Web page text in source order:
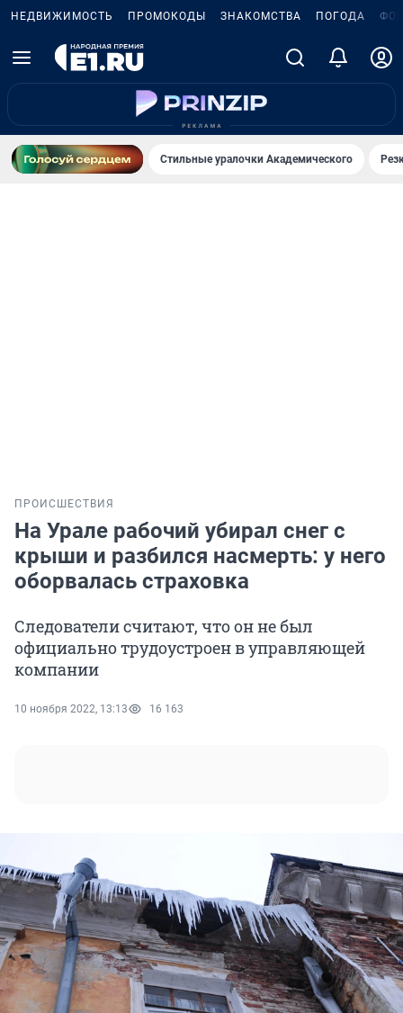
НЕДВИЖИМОСТЬ ПРОМОКОДЫ ЗНАКОМСТВА ПОГОДА
Стильные уралочки Академического
ПРОИСШЕСТВИЯ
На Урале рабочий убирал снег с
крыши и разбился насмерть: у него
оборвалась страховка
Следователи считают, что он не был
официально трудоустроен в управляющей
компании
10 ноября 2022, 13:13 16 163